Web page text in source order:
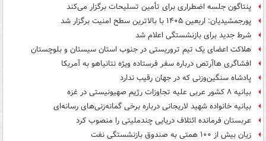
پنتاگون جلسه اضطراری برای تأمین تسلیحات برگزار می‌کند
پورجمشیدیان: اربعین ۱۴۰۵ با بالاترین سطح امنیت برگزار شد
شرط جدید برای بازنشستگی اعلام شد
هلاکت اعضای یک تیم تروریستی در جنوب استان سیستان و بلوچستان
افشاگری هاآرتص درباره سفر فرستاده ویژه نتانیاهو به آمریکا
پادشاه سنگین‌وزنی که در جهان رقیب ندارد
بیانیه ۸ کشور عربی علیه تجاوزات رژیم صهیونیستی در غزه
بیانیه خانواده شهید لاریجانی درباره برخی گمانه‌زنی‌های رسانه‌ای
عربستان فرمانده ائتلاف دریایی چندملیتی را منصوب کرد
زیان بیش از ۱۰۰ همتی به صندوق‌ بازنشستگی نفت